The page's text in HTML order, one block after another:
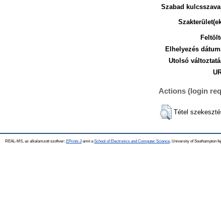
Szabad
Elhelyezés
Utolsó
Actions (login
Tétel
REAL-MS, az alkalamzott szoftver: EPrints 3amit a School of Electronics and Computer Science , University of Southampton